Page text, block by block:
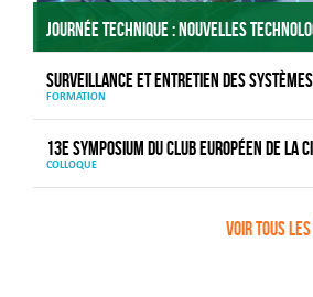
Journée technique : Nouvelles
Surveillance et entretien des
FORMATION
13e Symposium du Club européen de la
COLLOQUE
Voir tous